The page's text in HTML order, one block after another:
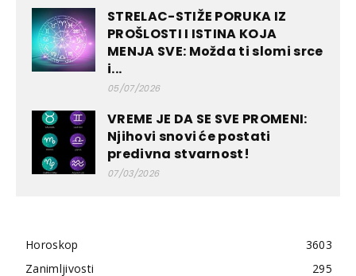
STRELAC-STIŽE PORUKA IZ
PROŠLOSTI I ISTINA KOJA
MENJA SVE: Možda ti slomi srce
i...
05/07/2026
VREME JE DA SE SVE PROMENI:
Njihovi snovi će postati
predivna stvarnost!
07/03/2026
Horoskop
3603
Zanimljivosti
295